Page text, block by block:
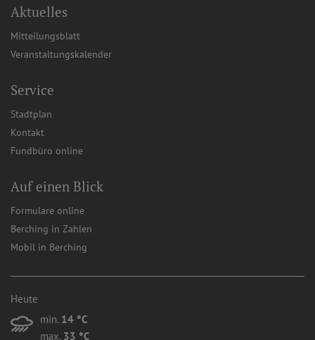
Aktuelles
Mitteilungsblatt
Veranstaltungskalender
Service
Stadtplan
Kontakt
Fundbüro online
Auf einen Blick
Formulare online
Berching in Zahlen
Mobil in Berching
Heute
min. 14 °C
max. 33 °C